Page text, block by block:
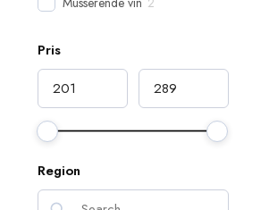
Pris
Region